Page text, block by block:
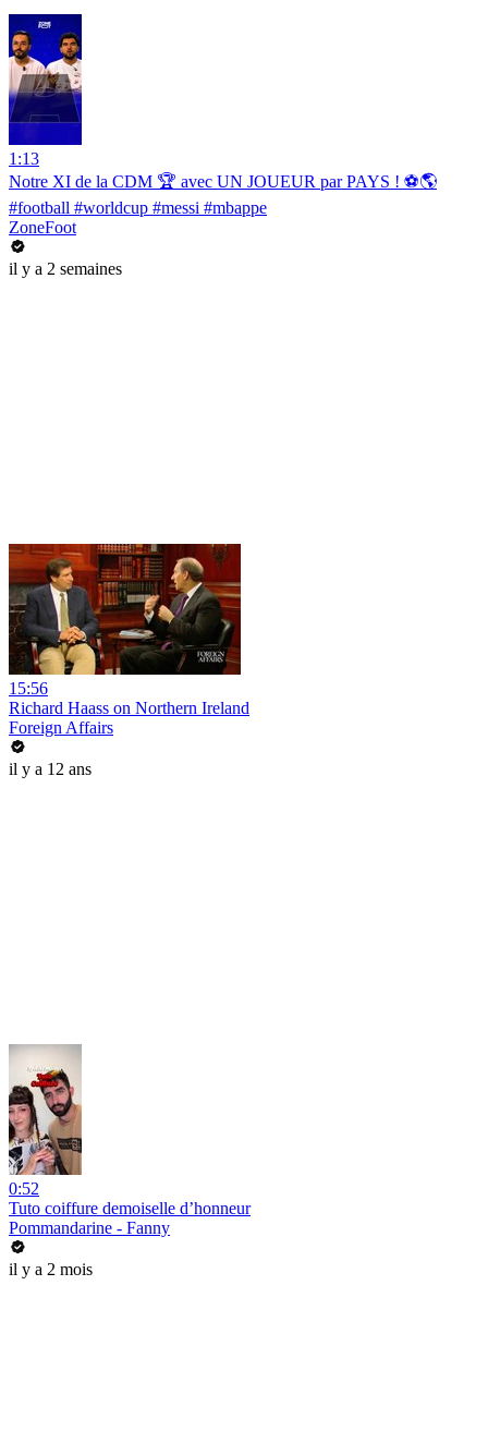
1:13
Notre XI de la CDM 🏆 avec UN JOUEUR par PAYS ! ⚽️🌎
#football #worldcup #messi #mbappe
ZoneFoot
il y a 2 semaines
15:56
Richard Haass on Northern Ireland
Foreign Affairs
il y a 12 ans
0:52
Tuto coiffure demoiselle d’honneur
Pommandarine - Fanny
il y a 2 mois